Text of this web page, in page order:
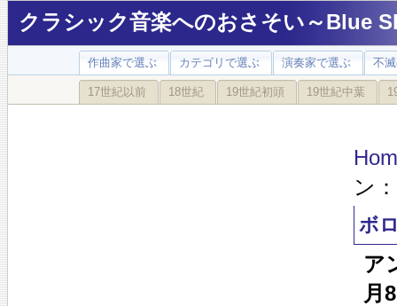
クラシック音楽へのおさそい～Blue
作曲家で選ぶ カテゴリで選ぶ 演奏家で選ぶ 不
17世紀以前 18世紀 19世紀初頭 19世紀中葉
ン
ボ
ア
月